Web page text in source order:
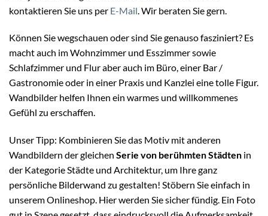
kontaktieren Sie uns per E-Mail . Wir beraten Sie gern.
Können Sie wegschauen oder sind Sie genauso fasziniert? Es
macht auch im Wohnzimmer und Esszimmer sowie
Schlafzimmer und Flur aber auch im Büro, einer Bar /
Gastronomie oder in einer Praxis und Kanzlei eine tolle Figur.
Wandbilder helfen Ihnen ein warmes und willkommenes
Gefühl zu erschaffen.
Unser Tipp: Kombinieren Sie das Motiv mit anderen
Wandbildern der gleichen Serie von berühmten Städten in
der Kategorie Städte und Architektur, um Ihre ganz
persönliche Bilderwand zu gestalten! Stöbern Sie einfach in
unserem Onlineshop. Hier werden Sie sicher fündig. Ein Foto